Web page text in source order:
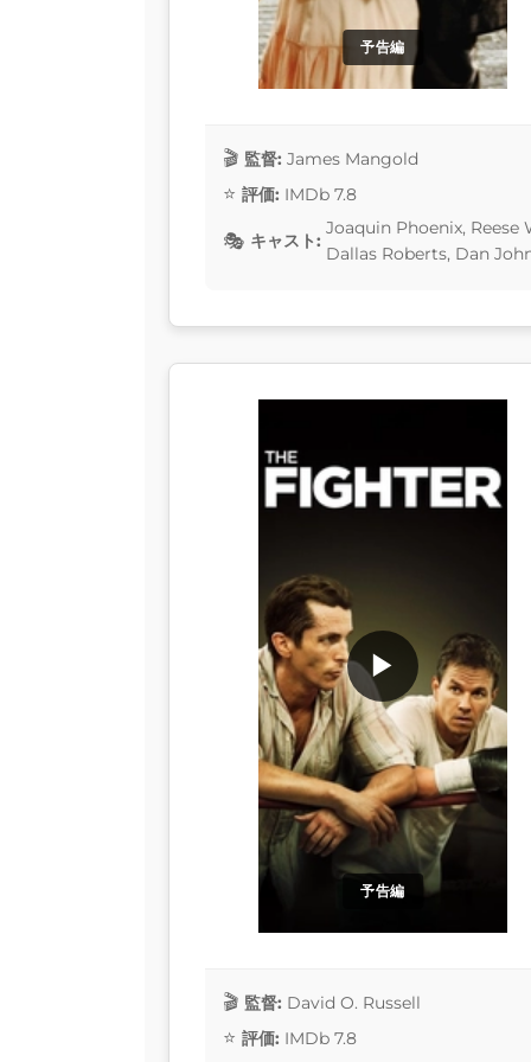
予告編
監督: James Mangold
評価: IMDb 7.8
キャスト:
Joaquin Phoenix,
Dallas Roberts, Dan
予告編
▶
監督: David O. Russell
評価: IMDb 7.8